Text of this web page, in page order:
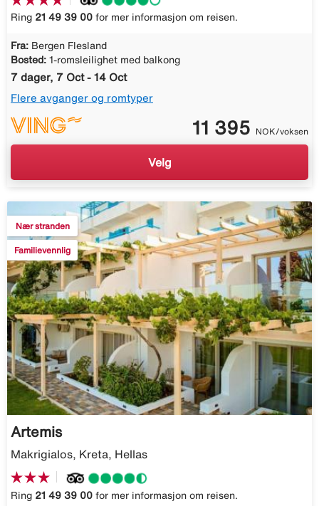
Ring 21 49 39 00 for mer informasjon om reisen.
Fra: Bergen Flesland
Bosted: 1-romsleilighet med balkong
7 dager, 7 Oct - 14 Oct
Flere avganger og romtyper
11 395 NOK/voksen
Velg
Nær stranden
Familievennlig
Artemis
Makrigialos, Kreta, Hellas
Ring 21 49 39 00 for mer informasjon om reisen.